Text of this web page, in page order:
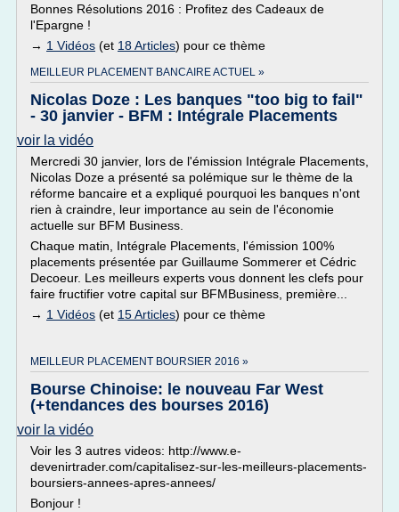
Bonnes Résolutions 2016 : Profitez des Cadeaux de
l'Epargne !
→ 1 Vidéos (et 18 Articles) pour ce thème
MEILLEUR PLACEMENT BANCAIRE ACTUEL »
Nicolas Doze : Les banques "too big to fail"
- 30 janvier - BFM : Intégrale Placements
voir la vidéo
Mercredi 30 janvier, lors de l'émission Intégrale Placements,
Nicolas Doze a présenté sa polémique sur le thème de la
réforme bancaire et a expliqué pourquoi les banques n'ont
rien à craindre, leur importance au sein de l'économie
actuelle sur BFM Business.
Chaque matin, Intégrale Placements, l'émission 100%
placements présentée par Guillaume Sommerer et Cédric
Decoeur. Les meilleurs experts vous donnent les clefs pour
faire fructifier votre capital sur BFMBusiness, première...
→ 1 Vidéos (et 15 Articles) pour ce thème
MEILLEUR PLACEMENT BOURSIER 2016 »
Bourse Chinoise: le nouveau Far West
(+tendances des bourses 2016)
voir la vidéo
Voir les 3 autres videos: http://www.e-
devenirtrader.com/capitalisez-sur-les-meilleurs-placements-
boursiers-annees-apres-annees/
Bonjour !